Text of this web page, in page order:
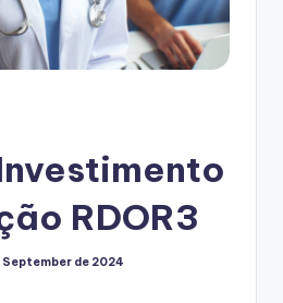
RDOR3
September de 2024